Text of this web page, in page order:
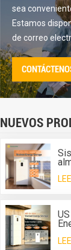
sea
Estamos
de correo
NUEVOS